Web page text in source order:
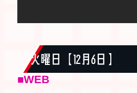
火曜日【 12月6日 】
■WEB